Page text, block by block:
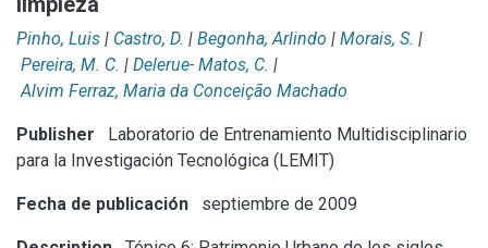
Pinho, Luis | Castro, D. | Begonha, Arlindo | Morais, S. |
Pereira, M. C. | Delerue- Matos, C. |
Alvim Ferraz, Maria da Conceição Machado
Publisher
Laboratorio de Entrenamiento Multidisciplinario
para la Investigación Tecnológica (LEMIT)
Fecha de publicación septiembre de 2009